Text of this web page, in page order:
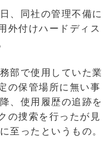
、同社の管理不備に
外付けハードディス
部で使用していた業
の保管場所に無い事
、使用履歴の追跡を
の捜索を行ったが見
至ったというもの。